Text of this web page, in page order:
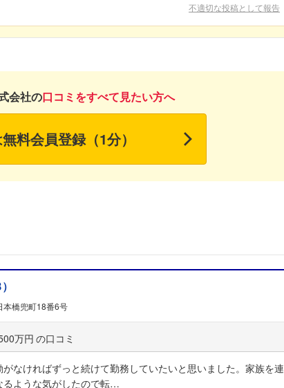
不適切な投稿として報告
会社の口コミをすべて見たい方へ
料会員登録（1分）
本橋兜町18番6号
万円
なければずっと続けて勤務していたいと思いました。家族を連
るような気がしたので転…